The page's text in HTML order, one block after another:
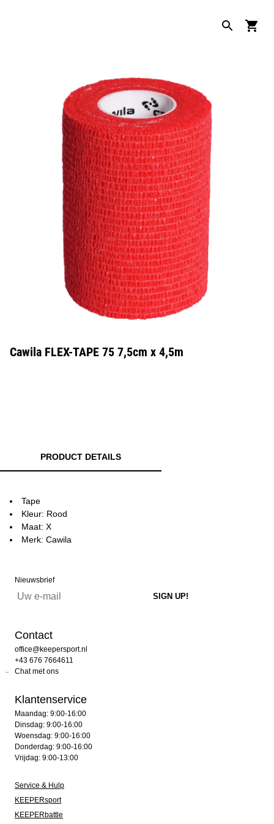
Cawila FLEX-TAPE 75 7,5cm x 4,5m
PRODUCT DETAILS
Tape
Kleur: Rood
Maat: X
Merk: Cawila
Nieuwsbrief
Contact
office@keepersport.nl
+43 676 7664611
Chat met ons
Klantenservice
Maandag: 9:00-16:00
Dinsdag: 9:00-16:00
Woensdag: 9:00-16:00
Donderdag: 9:00-16:00
Vrijdag: 9:00-13:00
Service & Hulp
KEEPERsport
KEEPERbattle